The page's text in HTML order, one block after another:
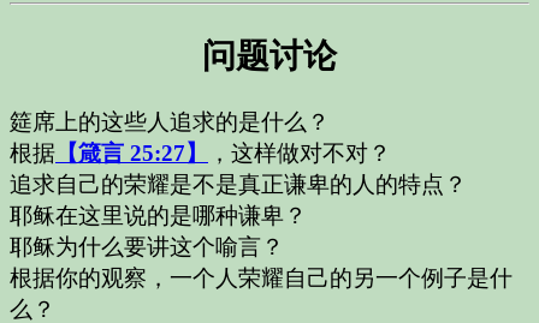
问题讨论
筵席上的这些人追求的是什么？
根据 【箴言 25:27】
，这样做对不对？
追求自己的荣耀是不是真正谦卑的人的特点？
耶稣在这里说的是哪种谦卑？
耶稣为什么要讲这个喻言？
根据你的观察，一个人荣耀自己的另一个例子是什
么？